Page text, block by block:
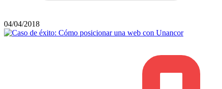
04/04/2018